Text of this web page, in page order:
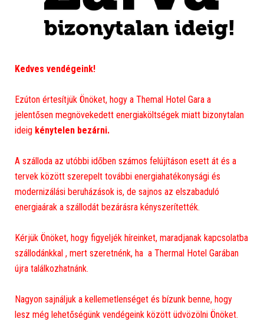
Kedves vendégeink!
Ezúton értesítjük Önöket, hogy a Themal Hotel Gara a
jelentősen megnövekedett energiaköltségek miatt bizonytalan
ideig kénytelen bezárni.
A szálloda az utóbbi időben számos felújításon esett át és a
tervek között szerepelt további energiahatékonysági és
modernizálási beruházások is, de sajnos az elszabaduló
energiaárak a szállodát bezárásra kényszerítették.
Kérjük Önöket, hogy figyeljék híreinket, maradjanak kapcsolatba
szállodánkkal , mert szeretnénk, ha a Thermal Hotel Garában
újra találkozhatnánk.
Nagyon sajnáljuk a kellemetlenséget és bízunk benne, hogy
lesz még lehetőségünk vendégeink között üdvözölni Önöket.